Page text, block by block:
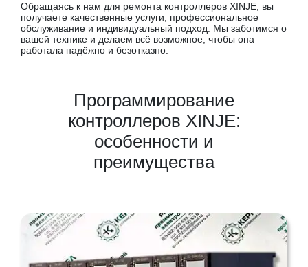
Обращаясь к нам для ремонта контроллеров XINJE, вы
получаете качественные услуги, профессиональное
обслуживание и индивидуальный подход. Мы заботимся о
вашей технике и делаем всё возможное, чтобы она
работала надёжно и безотказно.
Программирование
контроллеров XINJE:
особенности и
преимущества